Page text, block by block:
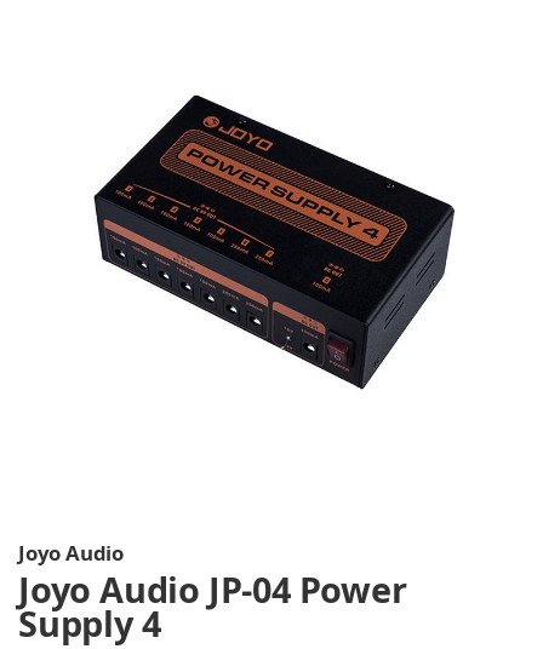
Joyo Audio
Joyo Audio JP-04 Power
Supply 4